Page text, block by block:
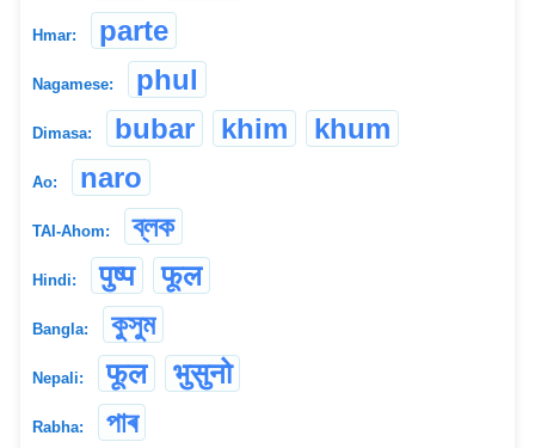
Hmar: parte
Nagamese: phul
Dimasa: bubar khim khum
Ao: naro
TAI-Ahom: ব্লক
Hindi: पुष्प फूल
Bangla: কুসুম
Nepali: फूल भुसुनो
Rabha: পাৰ